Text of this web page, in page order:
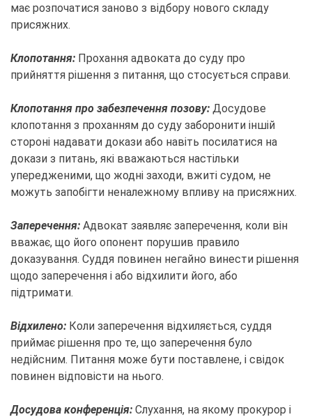
має розпочатися заново з відбору нового складу
присяжних.
Клопотання: Прохання адвоката до суду про
прийняття рішення з питання, що стосується справи.
Клопотання про забезпечення позову: Досудове
клопотання з проханням до суду заборонити іншій
стороні надавати докази або навіть посилатися на
докази з питань, які вважаються настільки
упередженими, що жодні заходи, вжиті судом, не
можуть запобігти неналежному впливу на присяжних.
Заперечення: Адвокат заявляє заперечення, коли він
вважає, що його опонент порушив правило
доказування. Суддя повинен негайно винести рішення
щодо заперечення і або відхилити його, або
підтримати.
Відхилено: Коли заперечення відхиляється, суддя
приймає рішення про те, що заперечення було
недійсним. Питання може бути поставлене, і свідок
повинен відповісти на нього.
Досудова конференція: Слухання, на якому прокурор і